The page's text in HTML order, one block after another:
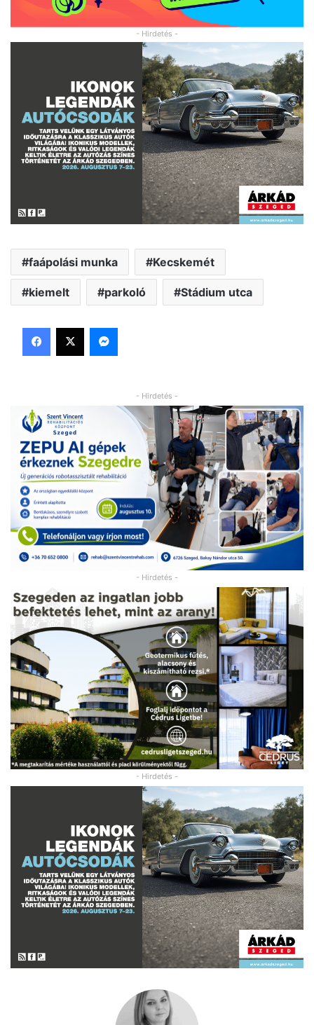
- Hirdetés -
faápolási munka Kecskemét
kiemelt parkoló Stádium utca
Facebook
X Messenger
- Hirdetés -
- Hirdetés -
- Hirdetés -